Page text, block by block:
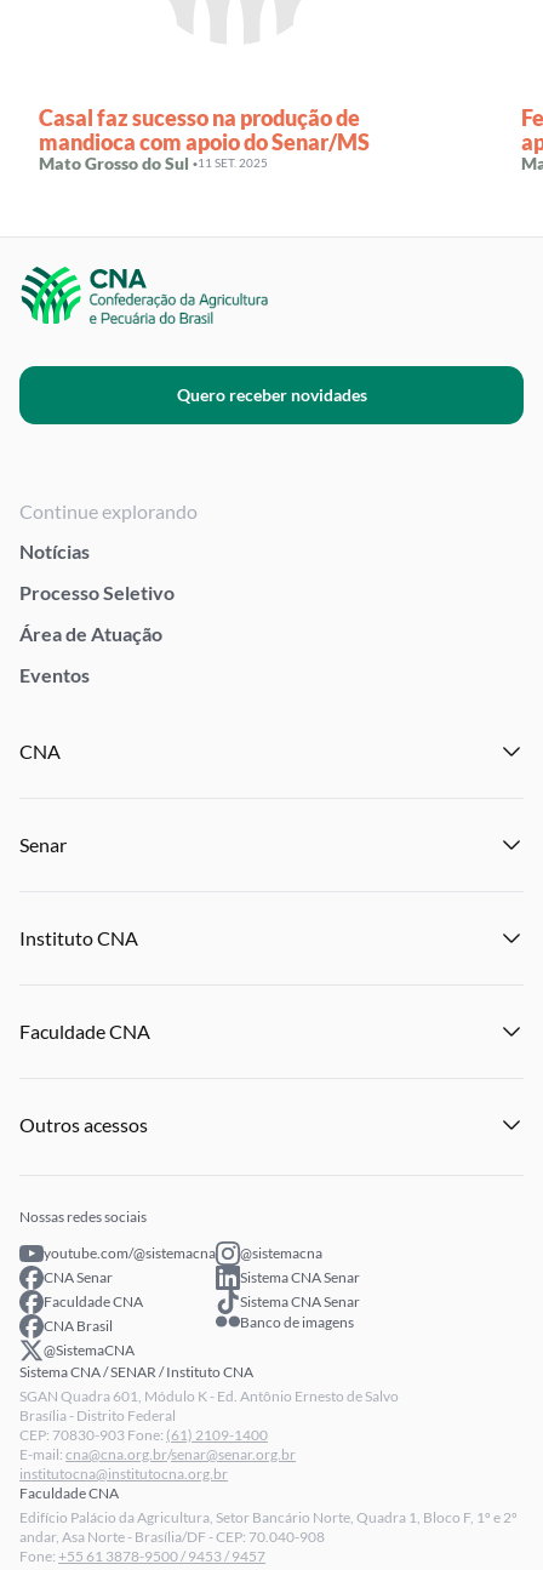
Casal faz sucesso na produção de
mandioca com apoio do Senar/MS
Mato Grosso do Sul ·11 SET. 2025
Quero receber novidades
Continue explorando
Notícias
Processo Seletivo
Área de Atuação
Eventos
CNA
Senar
Instituto CNA
Faculdade CNA
Outros acessos
Política de Privacidade
LGPD - Lei Geral de Proteção de Dados
Relatórios de Transparência Salarial da CNA
Nossas redes sociais
youtube.com/@sistemacna
CNA Senar
Faculdade CNA
CNA Brasil
@SistemaCNA
@sistemacna
Sistema CNA Senar
Sistema CNA Senar
Banco de imagens
Sistema CNA / SENAR / Instituto CNA
SGAN Quadra 601, Módulo K - Ed. Antônio Ernesto de Salvo
Brasília - Distrito Federal
CEP: 70830-903 Fone: (61) 2109-1400
E-mail: cna@cna.org.br/senar@senar.org.br
institutocna@institutocna.org.br
Faculdade CNA
Edifício Palácio da Agricultura, Setor Bancário Norte, Quadra 1, Bloco F, 1º e 2º
andar, Asa Norte - Brasília/DF - CEP: 70.040-908
Fone: +55 61 3878-9500 / 9453 / 9457